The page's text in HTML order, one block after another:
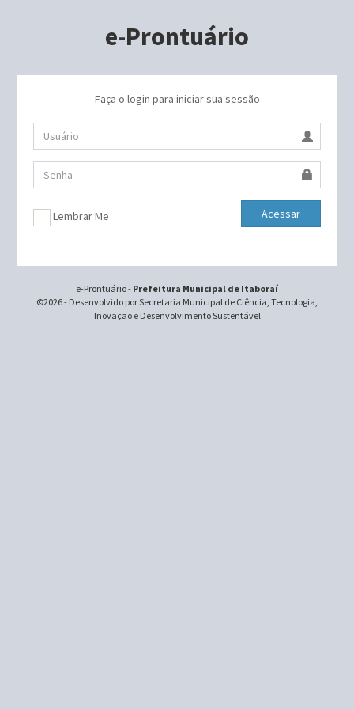
e-Prontuário
Faça o login para iniciar sua sessão
Lembrar Me Acessar
e-Prontuário - Prefeitura Municipal de Itaboraí
©2026 - Desenvolvido por Secretaria Municipal de Ciência, Tecnologia,
Inovação e Desenvolvimento Sustentável